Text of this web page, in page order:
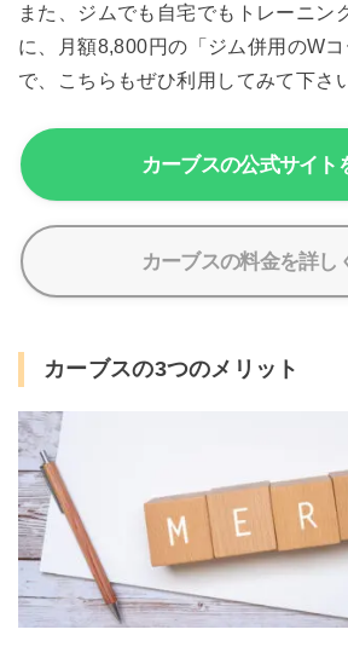
また、ジムでも自宅でもトレーニン
に、月額8,800円の「ジム併用のW
で、こちらもぜひ利用してみて下さ
カーブスの公式サイト
カーブスの料金を詳し
カーブスの3つのメリット